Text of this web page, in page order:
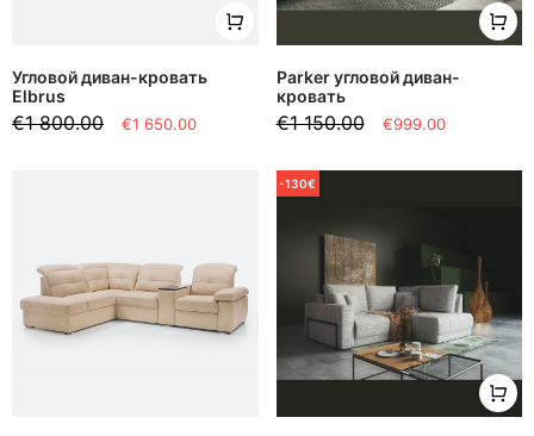
Угловой диван-кровать
Elbrus
€1 800.00 €1 650.00
Parker угловой диван-
кровать
€1 150.00 €999.00
-130€